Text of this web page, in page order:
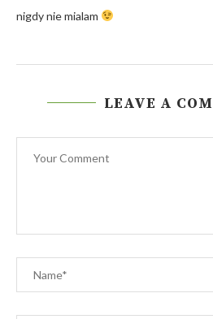
nigdy nie mialam
LEAVE A